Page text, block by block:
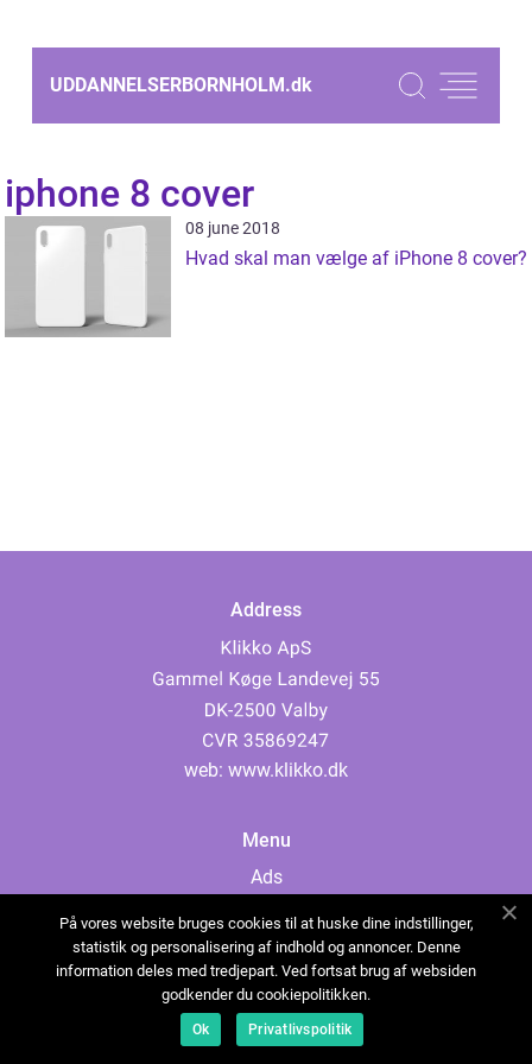
UDDANNELSERBORNHOLM.dk
iphone 8 cover
08 june 2018
Hvad skal man vælge af iPhone 8 cover?
Address
web: www.klikko.dk
Menu
Ads
Cookies
Contact
Sitemap
På vores website bruges cookies til at huske dine indstillinger,
statistik og personalisering af indhold og annoncer. Denne
information deles med tredjepart. Ved fortsat brug af websiden
godkender du cookiepolitikken.
Ok Privatlivspolitik